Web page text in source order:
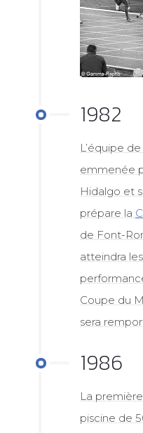
1982
L’équipe
emmenée
Hidalgo et
prépare la
de Font-
atteindra
Coupe du
sera
1986
La
piscine de